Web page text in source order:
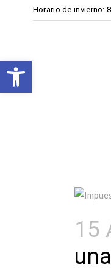
Horario de invierno:
15
Open toolbar